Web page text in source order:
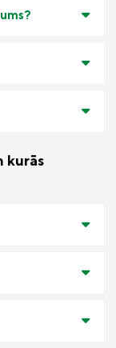
kurās